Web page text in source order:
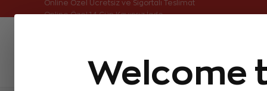
Welcome
Online Özel Ücretsiz ve Sigortalı Teslimat
Aynı Gün Kargo Çok Satanlar